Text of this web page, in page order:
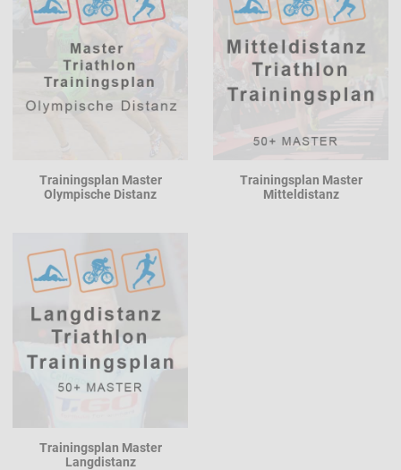
Trainingsplan Master
Olympische Distanz
Trainingsplan Master
Mitteldistanz
Trainingsplan Master
Langdistanz